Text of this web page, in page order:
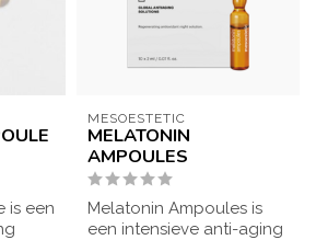
is een
MESOESTETIC
MELATONIN
AMPOULES
Melatonin Ampoules is
een intensieve anti-aging